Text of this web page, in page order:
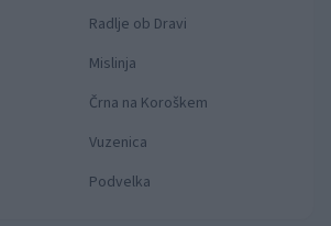
Radlje ob Dravi
Mislinja
Črna na Koroškem
Vuzenica
Podvelka